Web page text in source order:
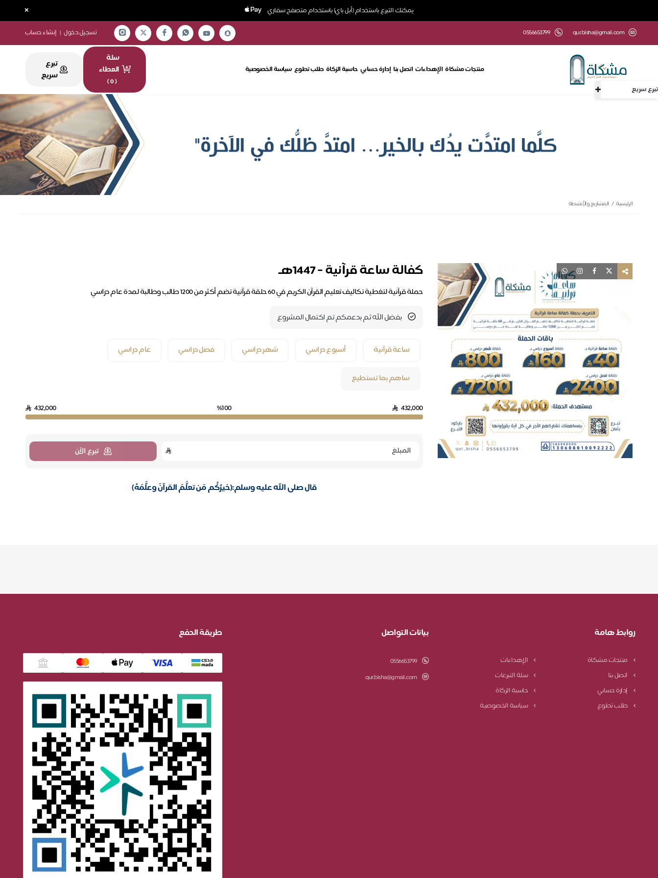
يمكنك التبرع باستخدام (أبل باي) باستخدام متصفح سفاري ×
تبرع سريع
qur.bisha@gmail.com
0556653799 تسجيل دخول | إنشاء حساب
منتجات مشكاة الإهداءات اتصل بنا إدارة حسابي حاسبة الزكاة طلب تطوع سياسة الخصوصية
سلة
العطاء
(
0
)
تبرع
سريع
الرئيسية المشاريع والأنشطة
كفالة ساعة قرآنية - 1447هـ
حملة قرآنية لتغطية تكاليف تعليم القرآن الكريم في 60 حلقة قرآنية تضم أكثر من 1200 طالب وطالبة لمدة عام دراسي
بفضل الله ثم بدعمكم تم اكتمال المشروع
ساعة قرآنية أسبوع دراسي شهر دراسي فصل دراسي عام دراسي
ساهم بما تستطيع
432,000
%100
432,000
تبرع الآن
قال صلى الله عليه وسلم:(خيرُكُم مَن تعلَّمَ القرآنَ وعلَّمَهُ)
روابط هامة
منتجات مشكاة
الإهداءات
اتصل بنا
سلة التبرعات
إدارة حسابي
حاسبة الزكاة
طلب تطوع
سياسة الخصوصية
بيانات التواصل
0556653799
qur.bisha@gmail.com
طريقة الدفع